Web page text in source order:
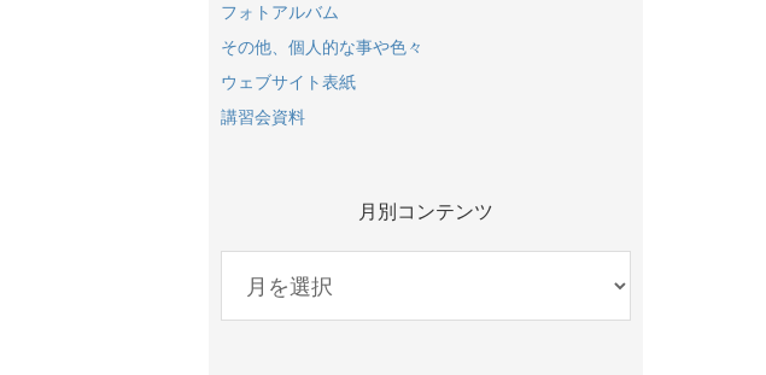
フォトアルバム
その他、個人的な事や色々
ウェブサイト表紙
講習会資料
月別コンテンツ
コ